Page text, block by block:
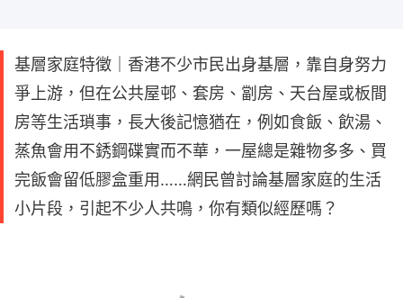
基層家庭特徵｜香港不少市民出身基層，靠自身努力
爭上游，但在公共屋邨、套房、劏房、天台屋或板間
房等生活瑣事，長大後記憶猶在，例如食飯、飲湯、
蒸魚會用不銹鋼碟實而不華，一屋總是雜物多多、買
完飯會留低膠盒重用……網民曾討論基層家庭的生活
小片段，引起不少人共鳴，你有類似經歷嗎？